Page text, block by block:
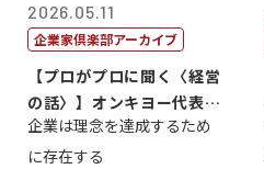
2026.05.11
企業家倶楽部アーカイブ
【プロがプロに聞く〈経営
の話〉】オンキヨー代表取
締役会長兼社...
企業は理念を達成するため
に存在する